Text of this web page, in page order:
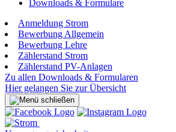
Downloads & Formulare
Anmeldung Strom
Bewerbung Allgemein
Bewerbung Lehre
Zählerstand Strom
Zählerstand PV-Anlagen
Zu allen Downloads & Formularen
Hier gelangen Sie zur Übersicht